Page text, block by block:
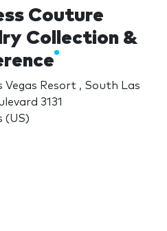
Couture
Collection &
Vegas Resort , South Las
3131
(US)